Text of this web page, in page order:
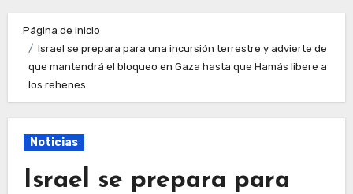
Página de inicio
Israel se prepara para una incursión terrestre y advierte de
que mantendrá el bloqueo en Gaza hasta que Hamás libere a
los rehenes
Noticias
Israel se prepara para